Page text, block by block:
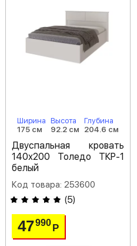
Ширина
175 см
Высота
92.2 см
Глубина
204.6 см
Двуспальная кровать
140х200 Толедо ТКР-1
белый
Код товара: 253600
(5)
47990 Р